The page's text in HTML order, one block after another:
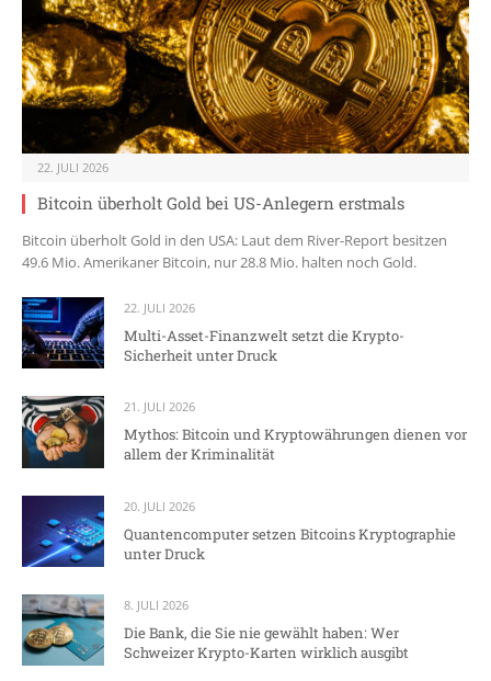
22. JULI 2026
Bitcoin überholt Gold bei US-Anlegern erstmals
Bitcoin überholt Gold in den USA: Laut dem River-Report besitzen
49.6 Mio. Amerikaner Bitcoin, nur 28.8 Mio. halten noch Gold.
22. JULI 2026
Multi-Asset-Finanzwelt setzt die Krypto-
Sicherheit unter Druck
21. JULI 2026
Mythos: Bitcoin und Kryptowährungen dienen vor
allem der Kriminalität
20. JULI 2026
Quantencomputer setzen Bitcoins Kryptographie
unter Druck
8. JULI 2026
Die Bank, die Sie nie gewählt haben: Wer
Schweizer Krypto-Karten wirklich ausgibt